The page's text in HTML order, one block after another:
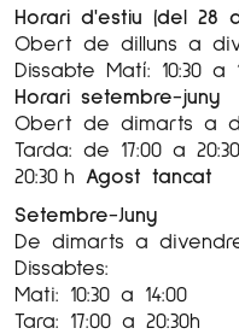
Horari d'estiu (del 28
Obert de dilluns a
Dissabte Matí: 10:30 a
Horari setembre-juny
Obert de dimarts a
Tarda: de 17:00 a
20:30 h Agost tancat
Setembre-Juny
De dimarts a
Dissabtes:
Mati: 10:30 a 14:00
Tara: 17:00 a 20:30h